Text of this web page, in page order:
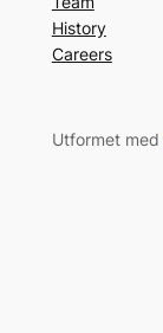
History
Careers
Utformet med